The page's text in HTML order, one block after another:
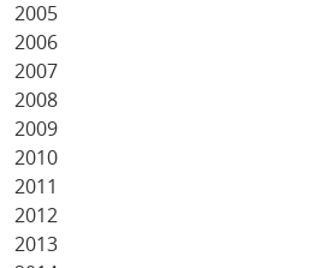
2005
2006
2007
2008
2009
2010
2011
2012
2013